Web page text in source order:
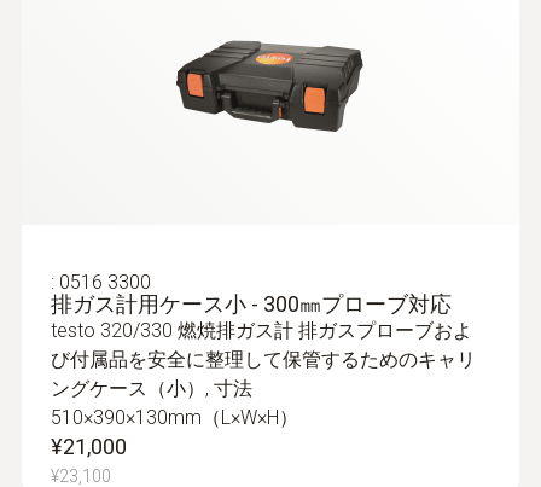
命センサモデル「testo 300 LL NEXT LEVEL」
がおすすめです。O2、COセンサが長寿命仕
様となっています。
Bluetooth®を搭載しており、専用プリン
タで印刷、またはPDF測定レポートを直
接PC等へ送信可能
スタンバイモード(スマートフォンのスリ
ープモードと類似)を搭載。ワンタッチで
測定を開始できます。
クイックチェンジシステムにより、プロー
ブシャフトの交換が容易にできます
¥66,000
¥72,600
: 0516 3300
排ガス計用ケース小 - 300㎜プローブ対応
testo 320/330 燃焼排ガス計 排ガスプローブおよ
び付属品を安全に整理して保管するためのキャリ
ングケース（小）, 寸法
510×390×130mm（L×W×H）
¥21,000
¥23,100